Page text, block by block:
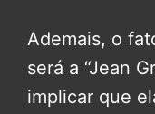
Ademais, o
será a “Jean
implicar que